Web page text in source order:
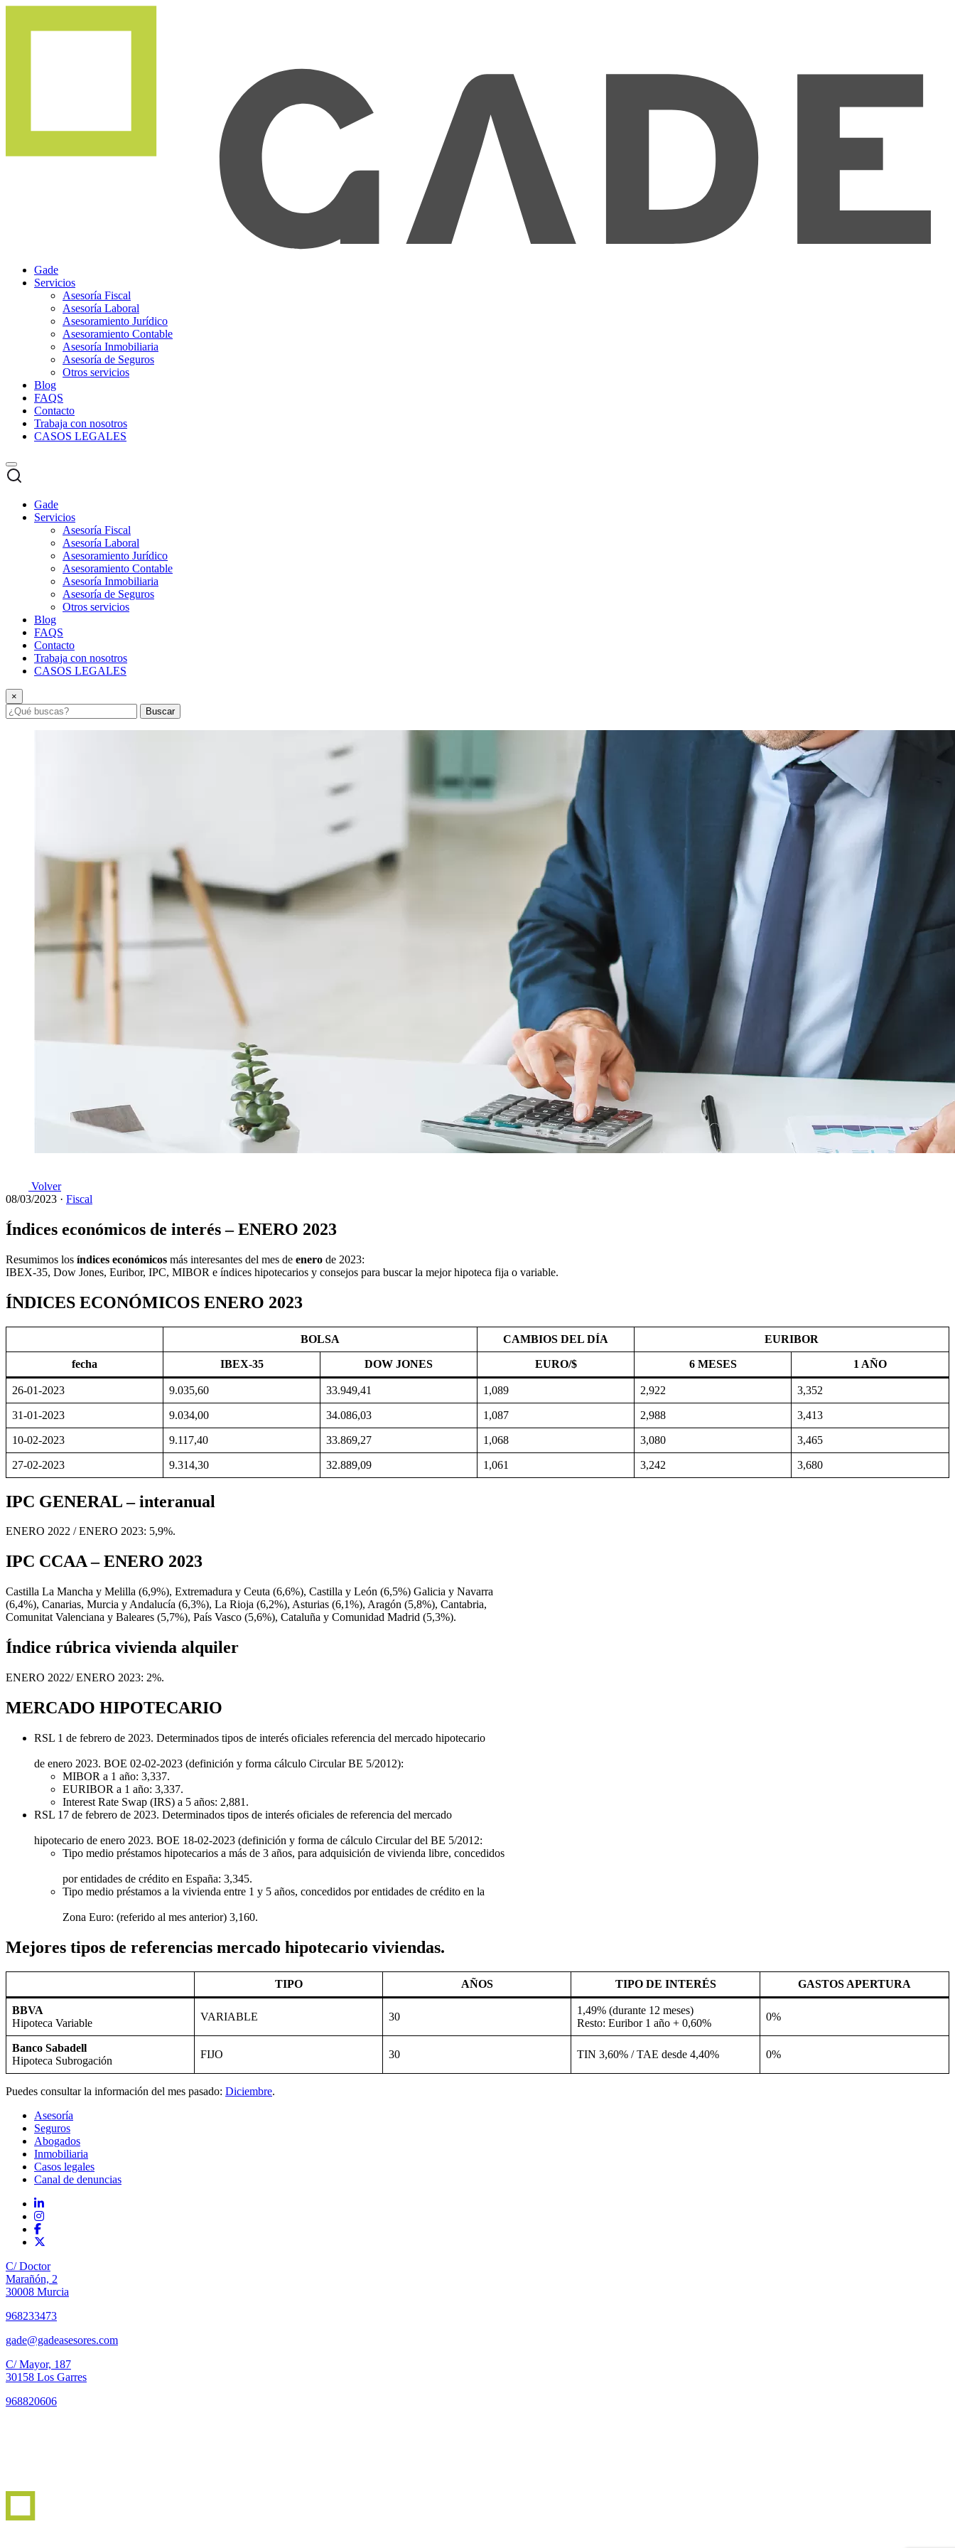
Gade
Servicios
Asesoría Fiscal
Asesoría Laboral
Asesoramiento Jurídico
Asesoramiento Contable
Asesoría Inmobiliaria
Asesoría de Seguros
Otros servicios
Blog
FAQS
Contacto
Trabaja con nosotros
CASOS LEGALES
Gade
Servicios
Asesoría Fiscal
Asesoría Laboral
Asesoramiento Jurídico
Asesoramiento Contable
Asesoría Inmobiliaria
Asesoría de Seguros
Otros servicios
Blog
FAQS
Contacto
Trabaja con nosotros
CASOS LEGALES
×
Buscar
Volver
08/03/2023 · Fiscal
Índices económicos de interés – ENERO 2023
Resumimos los índices económicos más interesantes del mes de enero de 2023:
IBEX-35, Dow Jones, Euribor, IPC, MIBOR e índices hipotecarios y consejos para buscar la mejor hipoteca fija o variable.
ÍNDICES ECONÓMICOS ENERO 2023
BOLSA CAMBIOS DEL DÍA EURIBOR
fecha IBEX-35 DOW JONES EURO/$ 6 MESES 1 AÑO
26-01-2023 9.035,60 33.949,41 1,089 2,922 3,352
31-01-2023 9.034,00 34.086,03 1,087 2,988 3,413
10-02-2023 9.117,40 33.869,27 1,068 3,080 3,465
27-02-2023 9.314,30 32.889,09 1,061 3,242 3,680
IPC GENERAL – interanual
ENERO 2022 / ENERO 2023: 5,9%.
IPC CCAA – ENERO 2023
Castilla La Mancha y Melilla (6,9%), Extremadura y Ceuta (6,6%), Castilla y León (6,5%) Galicia y Navarra
(6,4%), Canarias, Murcia y Andalucía (6,3%), La Rioja (6,2%), Asturias (6,1%), Aragón (5,8%), Cantabria,
Comunitat Valenciana y Baleares (5,7%), País Vasco (5,6%), Cataluña y Comunidad Madrid (5,3%).
Índice rúbrica vivienda alquiler
ENERO 2022/ ENERO 2023: 2%.
MERCADO HIPOTECARIO
RSL 1 de febrero de 2023. Determinados tipos de interés oficiales referencia del mercado hipotecario
de enero 2023. BOE 02-02-2023 (definición y forma cálculo Circular BE 5/2012):
MIBOR a 1 año: 3,337.
EURIBOR a 1 año: 3,337.
Interest Rate Swap (IRS) a 5 años: 2,881.
RSL 17 de febrero de 2023. Determinados tipos de interés oficiales de referencia del mercado
hipotecario de enero 2023. BOE 18-02-2023 (definición y forma de cálculo Circular del BE 5/2012:
Tipo medio préstamos hipotecarios a más de 3 años, para adquisición de vivienda libre, concedidos
por entidades de crédito en España: 3,345.
Tipo medio préstamos a la vivienda entre 1 y 5 años, concedidos por entidades de crédito en la
Zona Euro: (referido al mes anterior) 3,160.
Mejores tipos de referencias mercado hipotecario viviendas.
TIPO AÑOS TIPO DE INTERÉS GASTOS APERTURA
BBVA
Hipoteca Variable
VARIABLE 30
1,49% (durante 12 meses)
Resto: Euribor 1 año + 0,60%
0%
Banco Sabadell
Hipoteca Subrogación
FIJO 30 TIN 3,60% / TAE desde 4,40% 0%
Puedes consultar la información del mes pasado: Diciembre.
Asesoría
Seguros
Abogados
Inmobiliaria
Casos legales
Canal de denuncias
C/ Doctor
Marañón, 2
30008 Murcia
968233473
gade@gadeasesores.com
C/ Mayor, 187
30158 Los Garres
968820606